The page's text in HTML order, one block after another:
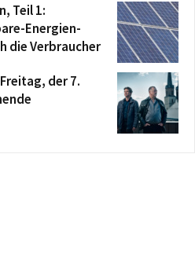
Teil 1:
Energien-
die Verbraucher
der 7.